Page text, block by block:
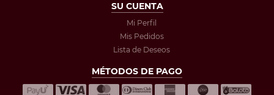
SU CUENTA
Mi Perfil
Mis Pedidos
Lista de Deseos
MÉTODOS DE PAGO